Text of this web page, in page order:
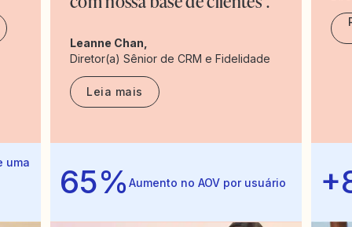
uma
65% Aumento no AOV por usuário
Leanne Chan,
Diretor(a) Sênior de CRM e Fidelidade
Leia mais